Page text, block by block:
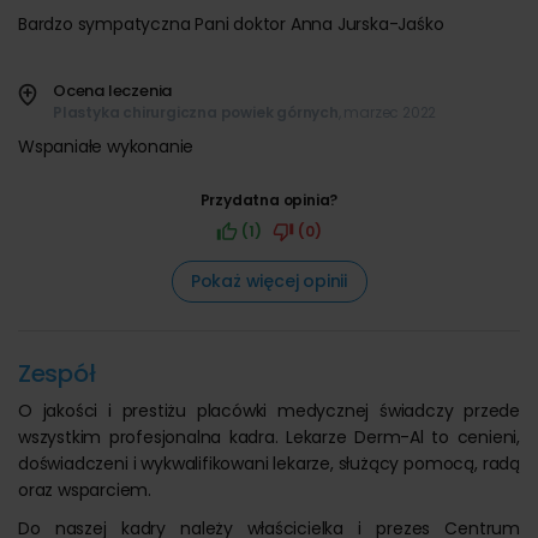
Bardzo sympatyczna Pani doktor Anna Jurska-Jaśko
Ocena leczenia
Wspaniałe wykonanie
Przydatna opinia?
(1)
(0)
Pokaż więcej opinii
Zespół
O jakości i prestiżu placówki medycznej świadczy przede
wszystkim profesjonalna kadra. Lekarze Derm-Al to cenieni,
doświadczeni i wykwalifikowani lekarze, służący pomocą, radą
oraz wsparciem.
Do naszej kadry należy właścicielka i prezes Centrum